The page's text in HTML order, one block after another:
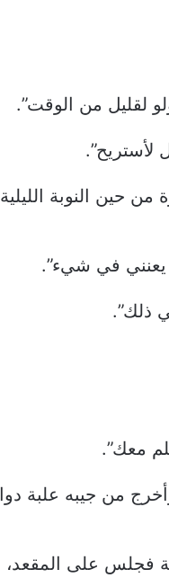
لقليل من الوقت”.
لأستريح”.
حين النوبة
يعنني في شيء”.
ذلك”.
معك”.
وأخرج من جيبه
فجلس على